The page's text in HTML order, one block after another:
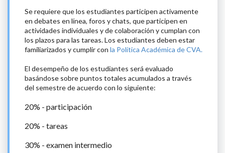
Se requiere que los estudiantes participen activamente
en debates en línea, foros y chats, que participen en
actividades individuales y de colaboración y cumplan con
los plazos para las tareas. Los estudiantes deben estar
familiarizados y cumplir con la Política Académica de CVA.
El desempeño de los estudiantes será evaluado
basándose sobre puntos totales acumulados a través
del semestre de acuerdo con lo siguiente:
20% - participación
20% - tareas
30% - examen intermedio